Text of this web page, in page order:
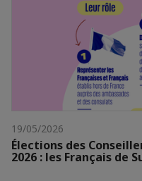
19/05/2026
Élections des
2026 : les Français de